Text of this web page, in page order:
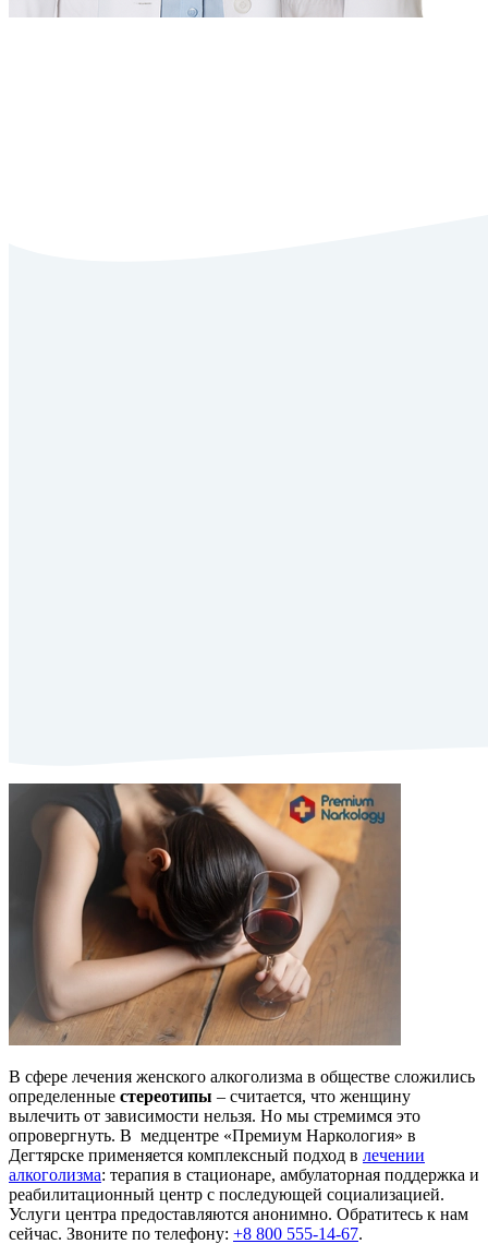
В сфере лечения женского алкоголизма в обществе сложились
определенные стереотипы – считается, что женщину
вылечить от зависимости нельзя. Но мы стремимся это
опровергнуть. В медцентре «Премиум Наркология» в
Дегтярске применяется комплексный подход в лечении
алкоголизма: терапия в стационаре, амбулаторная поддержка и
реабилитационный центр с последующей социализацией.
Услуги центра предоставляются анонимно. Обратитесь к нам
сейчас. Звоните по телефону: +8 800 555-14-67.